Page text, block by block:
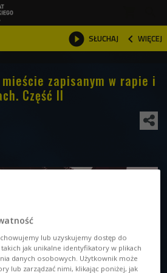
 SŁUCHAJ  WIĘCEJ

zapisanym w rapie i
Część II
lub uzyskujemy dostęp do
jak unikalne identyfikatory w plikach
danych osobowych. Użytkownik może
lub zarządzać nimi, klikając poniżej, jak